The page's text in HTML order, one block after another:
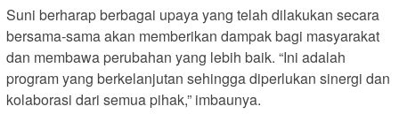
Suni berharap berbagai upaya yang telah dilakukan secara
bersama-sama akan memberikan dampak bagi masyarakat
dan membawa perubahan yang lebih baik. “Ini adalah
program yang berkelanjutan sehingga diperlukan sinergi dan
kolaborasi dari semua pihak,” imbaunya.